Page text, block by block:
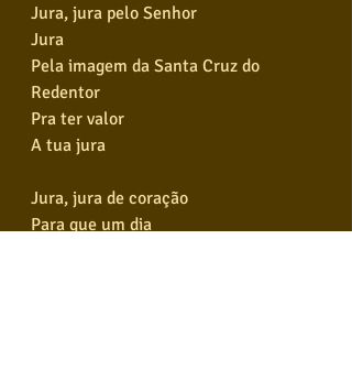
Jura, jura pelo Senhor
Jura
Pela imagem da Santa Cruz do
Redentor
Pra ter valor
A tua jura
Jura, jura de coração
Para que um dia